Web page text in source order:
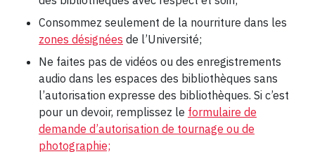
Consommez seulement de la nourriture dans les
zones désignées de l’Université;
Ne faites pas de vidéos ou des enregistrements
audio dans les espaces des bibliothèques sans
l’autorisation expresse des bibliothèques. Si c’est
pour un devoir, remplissez le formulaire de
demande d’autorisation de tournage ou de
photographie;